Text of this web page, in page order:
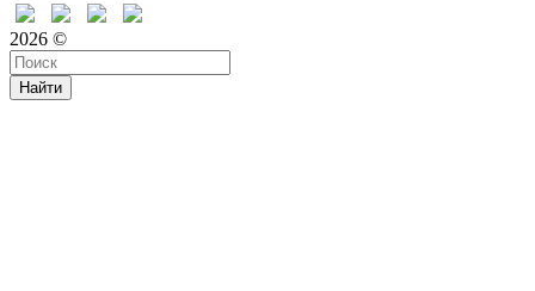
2026 ©
Найти